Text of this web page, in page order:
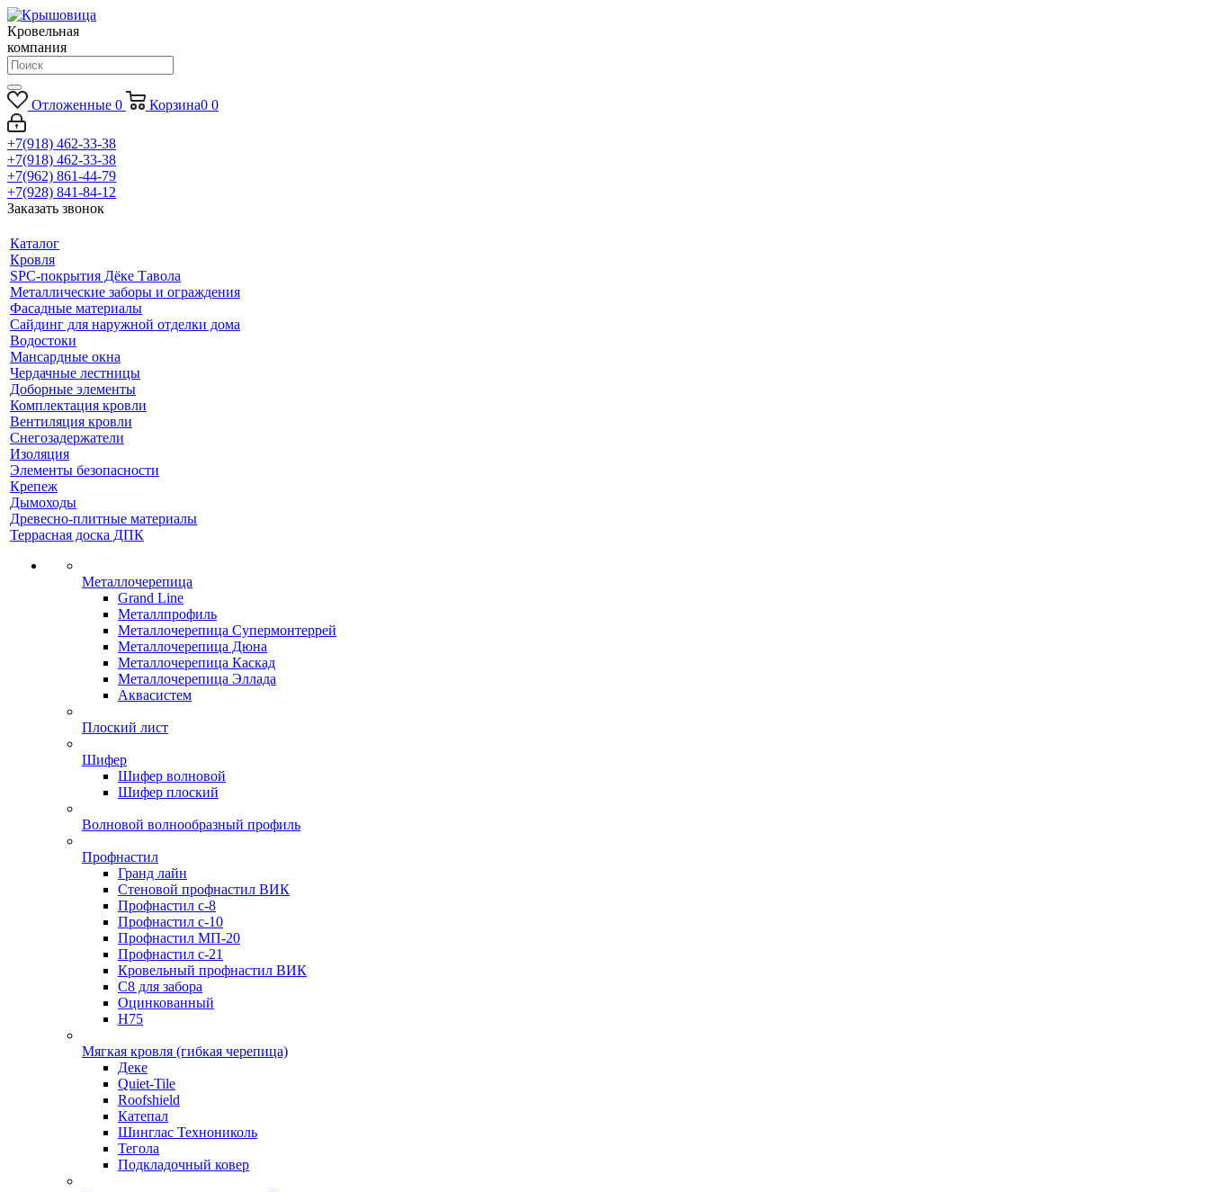
Кровельная
компания
Отложенные 0 Корзина0 0
+7(918) 462-33-38
+7(918) 462-33-38
+7(962) 861-44-79
+7(928) 841-84-12
Заказать звонок
Каталог
Кровля
SPC-покрытия Дёке Тавола
Металлические заборы и ограждения
Фасадные материалы
Сайдинг для наружной отделки дома
Водостоки
Мансардные окна
Чердачные лестницы
Доборные элементы
Комплектация кровли
Вентиляция кровли
Снегозадержатели
Изоляция
Элементы безопасности
Крепеж
Дымоходы
Древесно-плитные материалы
Террасная доска ДПК
Металлочерепица
Grand Line
Металлпрофиль
Металлочерепица Супермонтеррей
Металлочерепица Дюна
Металлочерепица Каскад
Металлочерепица Эллада
Аквасистем
Плоский лист
Шифер
Шифер волновой
Шифер плоский
Волновой волнообразный профиль
Профнастил
Гранд лайн
Стеновой профнастил ВИК
Профнастил с-8
Профнастил с-10
Профнастил МП-20
Профнастил с-21
Кровельный профнастил ВИК
С8 для забора
Оцинкованный
Н75
Мягкая кровля (гибкая черепица)
Деке
Quiet-Tile
Roofshield
Катепал
Шинглас Технониколь
Тегола
Подкладочный ковер